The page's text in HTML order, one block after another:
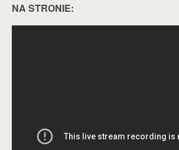
NA STRONIE: